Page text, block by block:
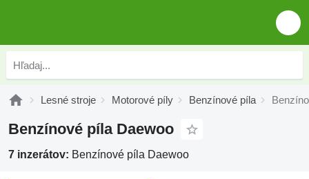
Lesné stroje Motorové píly Benzínové píla
Benzínové píla Daewoo
7 inzerátov: Benzínové píla Daewoo